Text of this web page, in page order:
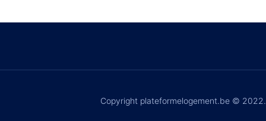
Copyright plateformelogement.be © 2022.